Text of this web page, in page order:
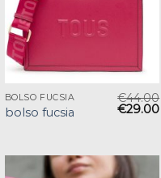
BOLSO FUCSIA
bolso fucsia
€44.00
€29.00